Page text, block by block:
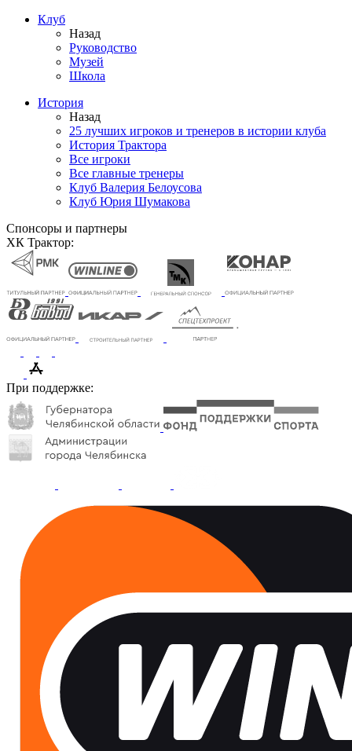
Клуб
Назад
Руководство
Музей
Школа
История
Назад
25 лучших игроков и тренеров в истории клуба
История Трактора
Все игроки
Все главные тренеры
Клуб Валерия Белоусова
Клуб Юрия Шумакова
Спонсоры и партнеры
ХК Трактор:
При поддержке: